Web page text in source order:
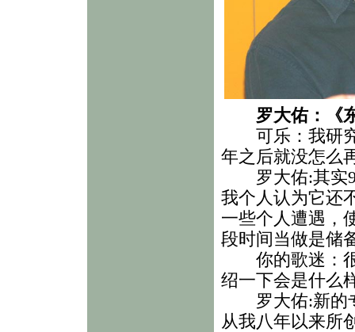
罗大佑：《
可乐：我研究
年之后就没怎么
罗大佑:其实96
我个人认为它还
一些个人遭遇，
段时间当做是储
你的歌迷：很
绍一下会是什么
罗大佑:新的专
从我八年以来所